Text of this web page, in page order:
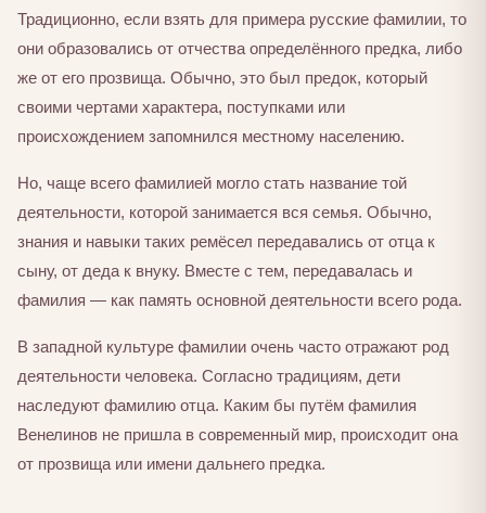
Традиционно, если взять для примера русские фамилии, то
они образовались от отчества определённого предка, либо
же от его прозвища. Обычно, это был предок, который
своими чертами характера, поступками или
происхождением запомнился местному населению.
Но, чаще всего фамилией могло стать название той
деятельности, которой занимается вся семья. Обычно,
знания и навыки таких ремёсел передавались от отца к
сыну, от деда к внуку. Вместе с тем, передавалась и
фамилия — как память основной деятельности всего рода.
В западной культуре фамилии очень часто отражают род
деятельности человека. Согласно традициям, дети
наследуют фамилию отца. Каким бы путём фамилия
Венелинов не пришла в современный мир, происходит она
от прозвища или имени дальнего предка.